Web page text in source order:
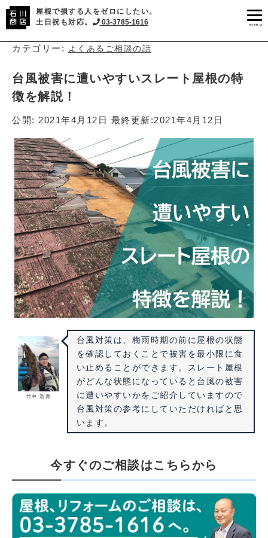
屋根で損する人をゼロにしたい。
土日祝も対応。
03-3785-1616 menu
カテゴリー: よくあるご相談の話
台風被害に遭いやすいスレート屋根の特
徴を解説！
公開: 2021年4月12日 最終更新:2021年4月12日
竹中 浩貴
台風対策は、梅雨時期の前に屋根の状態
を確認しておくことで被害を最小限に食
い止めることができます。スレート屋根
がどんな状態になっていると台風の被害
に遭いやすいかをご紹介していますので
台風対策の参考にしていただければと思
います。
今すぐのご相談はこちらから